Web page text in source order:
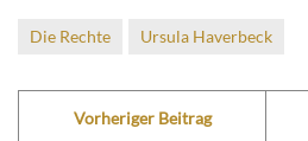
Die Rechte Ursula Haverbeck
Vorheriger Beitrag